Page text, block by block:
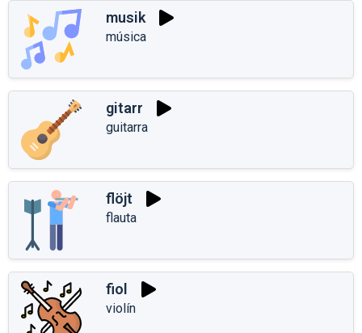
musik
música
gitarr
guitarra
flöjt
flauta
fiol
violín